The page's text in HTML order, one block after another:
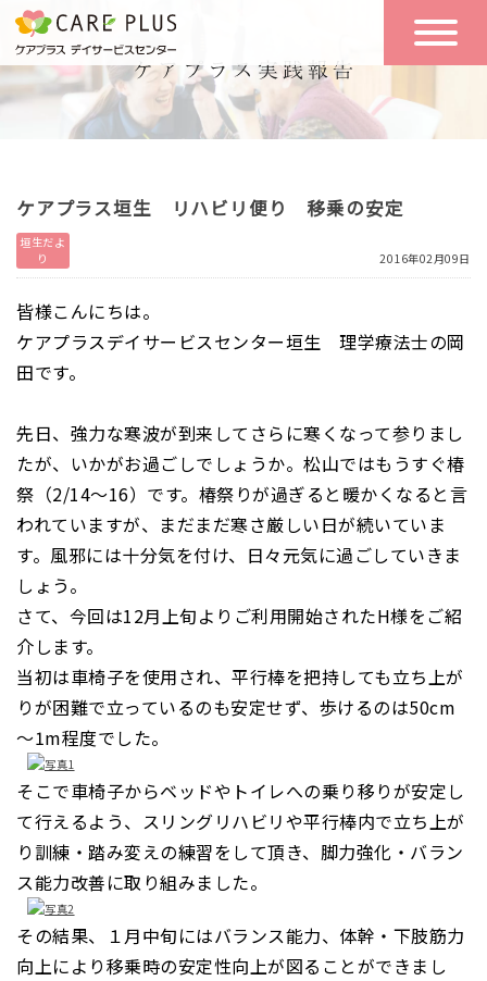
こんな方に
おすすめ
一日の流れ
一日体験
空き状況
体験希望
ケアプラス垣生 リハビリ便り 移乗の安定
垣生だよ
り
2016年02月09日
皆様こんにちは。
ケアプラスデイサービスセンター垣生 理学療法士の岡
田です。
先日、強力な寒波が到来してさらに寒くなって参りまし
たが、いかがお過ごしでしょうか。松山ではもうすぐ椿
祭（2/14～16）です。椿祭りが過ぎると暖かくなると言
われていますが、まだまだ寒さ厳しい日が続いていま
す。風邪には十分気を付け、日々元気に過ごしていきま
しょう。
さて、今回は12月上旬よりご利用開始されたH様をご紹
介します。
当初は車椅子を使用され、平行棒を把持しても立ち上が
りが困難で立っているのも安定せず、歩けるのは50cm
～1m程度でした。
そこで車椅子からベッドやトイレへの乗り移りが安定し
て行えるよう、スリングリハビリや平行棒内で立ち上が
り訓練・踏み変えの練習をして頂き、脚力強化・バラン
ス能力改善に取り組みました。
その結果、１月中旬にはバランス能力、体幹・下肢筋力
向上により移乗時の安定性向上が図ることができまし